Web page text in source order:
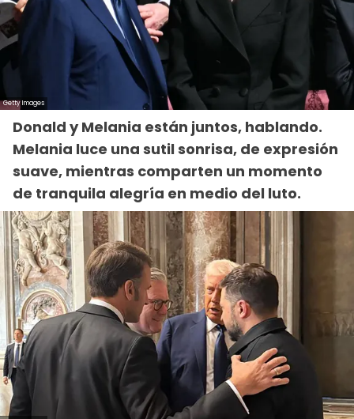
Donald y Melania están juntos, hablando.
Melania luce una sutil sonrisa, de expresión
suave, mientras comparten un momento
de tranquila alegría en medio del luto.